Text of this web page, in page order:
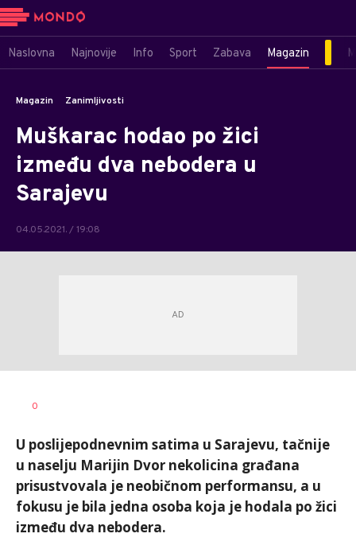
Naslovna Najnovije Info Sport Zabava Magazin
Magazin Zanimljivosti
Muškarac hodao po žici
između dva nebodera u
Sarajevu
04.05.2021. / 19:08
AUTOR
0
U poslijepodnevnim satima u Sarajevu, tačnije
u naselju Marijin Dvor nekolicina građana
prisustvovala je neobičnom performansu, a u
fokusu je bila jedna osoba koja je hodala po žici
između dva nebodera.